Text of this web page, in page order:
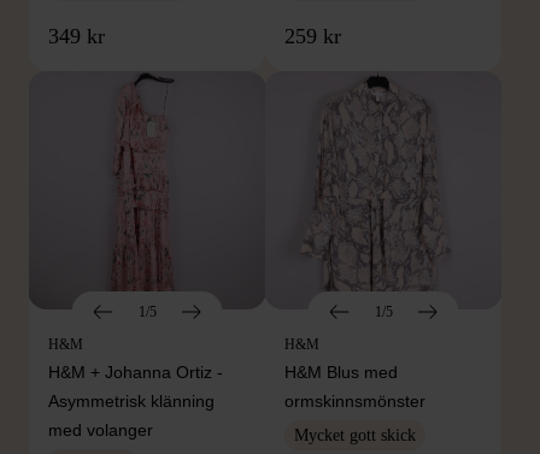
349 kr 259 kr
1/5
H&M
H&M + Johanna Ortiz -
Asymmetrisk klänning
med volanger
1/5
H&M
H&M Blus med
ormskinnsmönster
Mycket gott skick